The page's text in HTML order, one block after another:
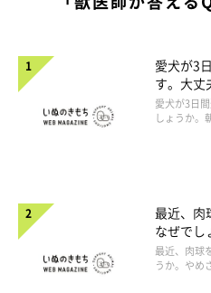
愛犬が3
す。大丈
愛犬が3日
しょうか。
最近、肉
なぜでし
のでしょ
最近、肉球
うか。やめ